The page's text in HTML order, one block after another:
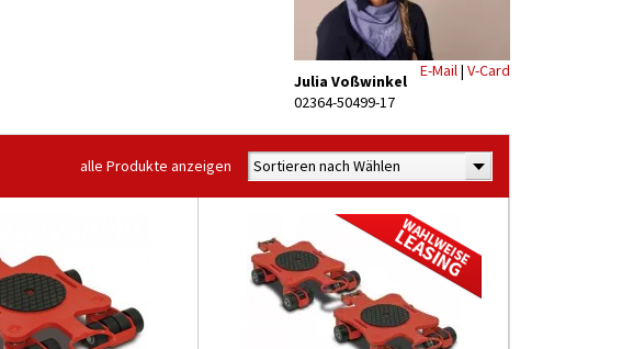
Julia Voßwinkel
02364-50499-17
E-Mail| V-Card
Sortieren nach Wählen
alle Produkte anzeigen